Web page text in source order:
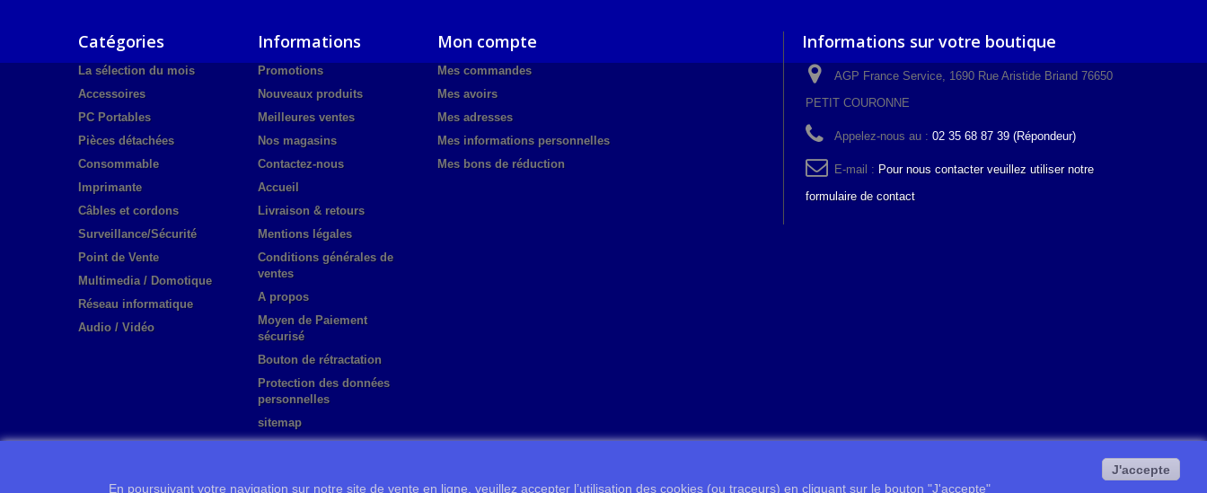
Catégories
La sélection du mois
Accessoires
PC Portables
Pièces détachées
Consommable
Imprimante
Câbles et cordons
Surveillance/Sécurité
Point de Vente
Multimedia / Domotique
Réseau informatique
Audio / Vidéo
Informations
Promotions
Nouveaux produits
Meilleures ventes
Nos magasins
Contactez-nous
Accueil
Livraison & retours
Mentions légales
Conditions générales de
ventes
A propos
Moyen de Paiement
sécurisé
Bouton de rétractation
Protection des données
personnelles
sitemap
Mon compte
Mes commandes
Mes avoirs
Mes adresses
Mes informations personnelles
Mes bons de réduction
Informations sur votre boutique
AGP France Service, 1690 Rue Aristide Briand 76650
PETIT COURONNE
Appelez-nous au : 02 35 68 87 39 (Répondeur)
E-mail : Pour nous contacter veuillez utiliser notre
formulaire de contact
En poursuivant votre navigation sur notre site de vente en ligne, veuillez accepter l’utilisation des cookies (ou traceurs) en cliquant sur le bouton "J'accepte"
J'accepte